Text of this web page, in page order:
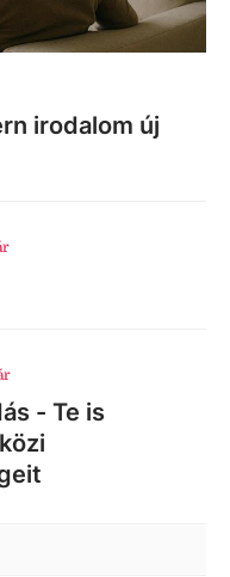
irodalom új
- Te is